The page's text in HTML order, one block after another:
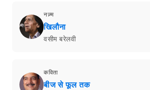
नज़्म
खिलौना
वसीम बरेलवी
कविता
बीज से फूल तक